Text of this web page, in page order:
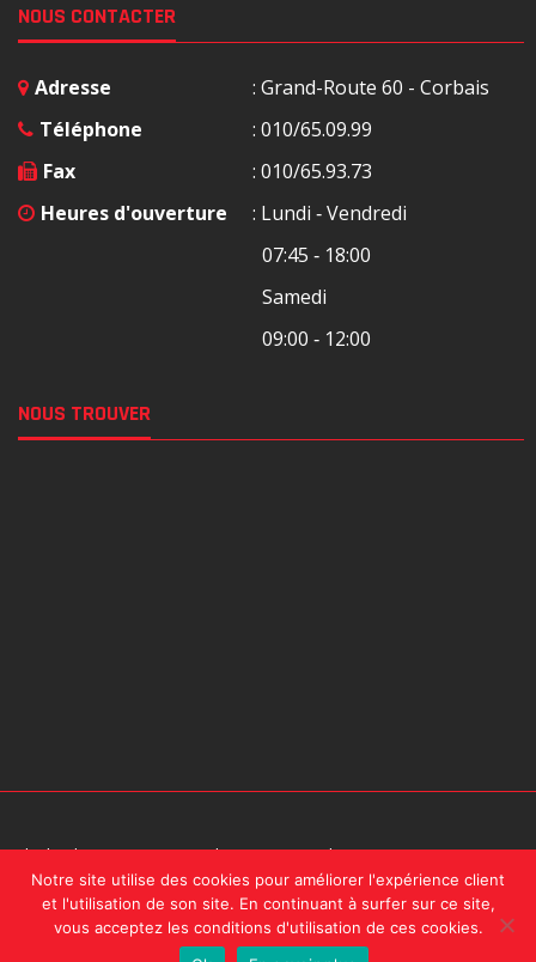
NOUS CONTACTER
Adresse
: Grand-Route 60 - Corbais
Téléphone
: 010/65.09.99
Fax
: 010/65.93.73
Heures d'ouverture
: Lundi ‐ Vendredi
07:45 ‐ 18:00
Samedi
09:00 ‐ 12:00
NOUS TROUVER
design byA2Com| En naviguant sur ce site, vous acceptez notre
politique de confidentialité.
Notre site utilise des cookies pour améliorer l'expérience client
et l'utilisation de son site. En continuant à surfer sur ce site,
vous acceptez les conditions d'utilisation de ces cookies.